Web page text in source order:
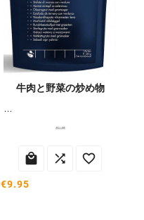
牛肉と野菜の炒め物
...
  
€9.95